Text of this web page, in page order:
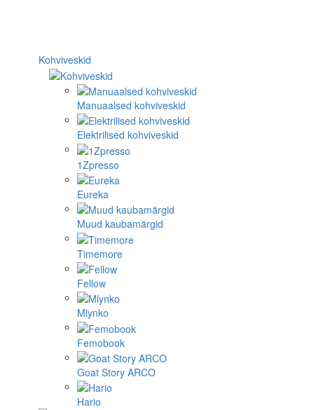
Kohviveskid
Manuaalsed kohviveskid
Elektrilised kohviveskid
1Zpresso
Eureka
Muud kaubamärgid
Timemore
Fellow
Mlynko
Femobook
Goat Story ARCO
Hario